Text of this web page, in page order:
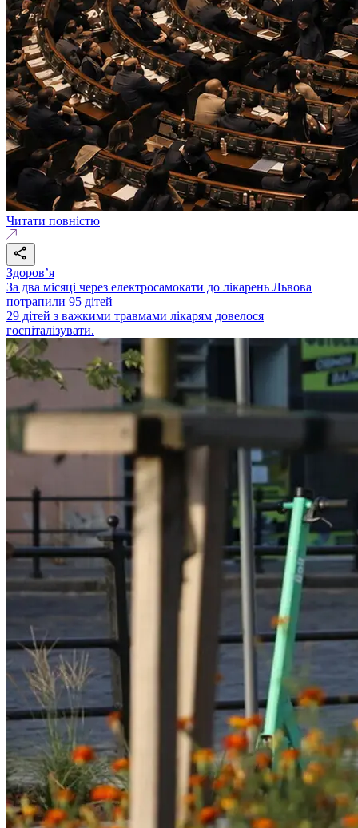
Читати повністю
Здоровʼя
За два місяці через електросамокати до лікарень Львова
потрапили 95 дітей
29 дітей з важкими травмами лікарям довелося
госпіталізувати.